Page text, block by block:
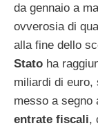
da gennaio a
ovverosia di
alla fine dello
Stato ha
miliardi di euro,
messo a segno
entrate fiscali,